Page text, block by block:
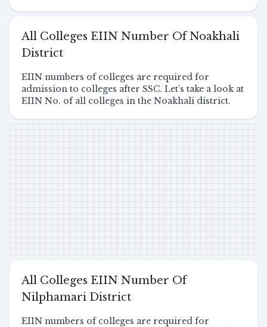
All Colleges EIIN Number Of Noakhali
District
EIIN numbers of colleges are required for
admission to colleges after SSC. Let’s take a look at
EIIN No. of all colleges in the Noakhali district.
All Colleges EIIN Number Of
Nilphamari District
EIIN numbers of colleges are required for